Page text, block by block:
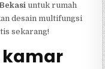
untuk rumah
desain multifungsi
sekarang!
kamar